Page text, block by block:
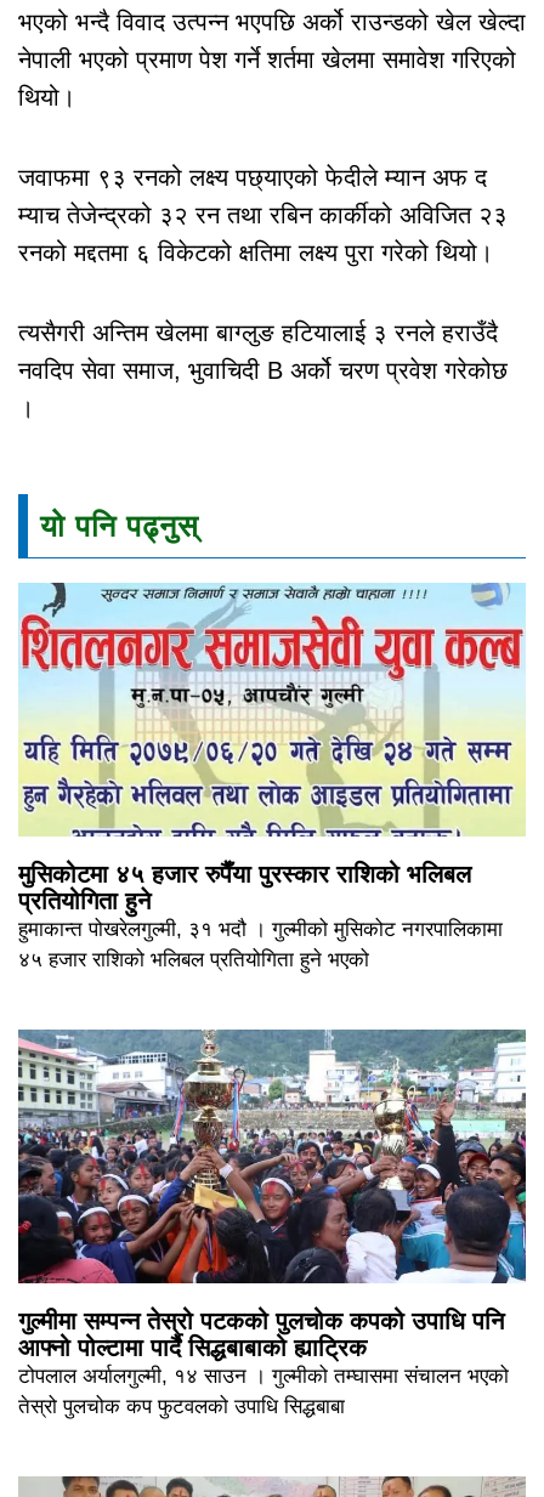
भएको भन्दै विवाद उत्पन्न भएपछि अर्को राउन्डको खेल खेल्दा
नेपाली भएको प्रमाण पेश गर्ने शर्तमा खेलमा समावेश गरिएको
थियो।
जवाफमा ९३ रनको लक्ष्य पछ्याएको फेदीले म्यान अफ द
म्याच तेजेन्द्रको ३२ रन तथा रबिन कार्कीको अविजित २३
रनको मद्दतमा ६ विकेटको क्षतिमा लक्ष्य पुरा गरेको थियो।
त्यसैगरी अन्तिम खेलमा बाग्लुङ हटियालाई ३ रनले हराउँदै
नवदिप सेवा समाज, भुवाचिदी B अर्को चरण प्रवेश गरेकोछ
।
यो पनि पढ्नुस्
मुसिकोटमा ४५ हजार रुपैँया पुरस्कार राशिको भलिबल
प्रतियोगिता हुने
हुमाकान्त पोखरेलगुल्मी, ३१ भदौ । गुल्मीको मुसिकोट नगरपालिकामा
४५ हजार राशिको भलिबल प्रतियोगिता हुने भएको
गुल्मीमा सम्पन्न तेस्रो पटकको पुलचोक कपको उपाधि पनि
आफ्नो पोल्टामा पार्दै सिद्धबाबाको ह्याट्रिक
टोपलाल अर्यालगुल्मी, १४ साउन । गुल्मीको तम्घासमा संचालन भएको
तेस्रो पुलचोक कप फुटवलको उपाधि सिद्धबाबा